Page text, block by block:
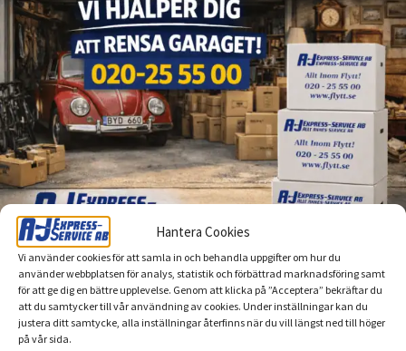
Hantera Cookies
Vi använder cookies för att samla in och behandla uppgifter om hur du
använder webbplatsen för analys, statistik och förbättrad marknadsföring samt
för att ge dig en bättre upplevelse. Genom att klicka på ”Acceptera” bekräftar du
att du samtycker till vår användning av cookies. Under inställningar kan du
justera ditt samtycke, alla inställningar återfinns när du vill längst ned till höger
på vår sida.
Skall ni vårstäda garaget
2026-03-06